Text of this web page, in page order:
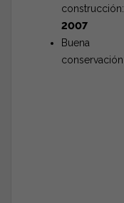
construcción:
2007
Buena
conservación